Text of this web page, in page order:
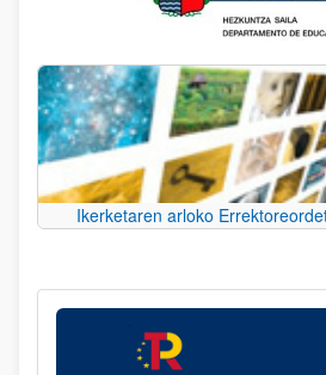
Ikerketaren arloko